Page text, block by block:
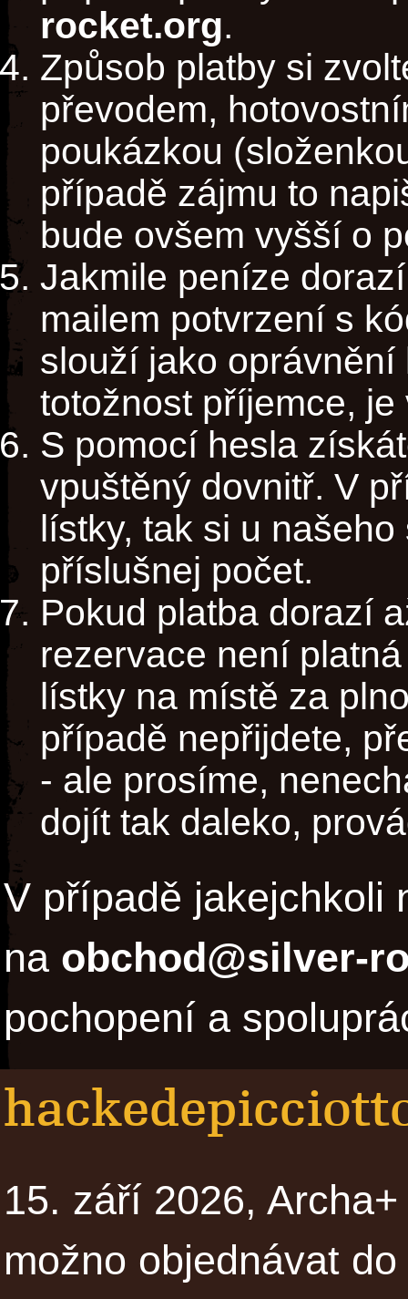
rocket.org.
Způsob platby si
převodem,
poukázkou
případě zájmu to
bude ovšem vyšší o
Jakmile peníze
mailem potvrzení s
slouží jako
totožnost příjemce,
S pomocí hesla
vpuštěný dovnitř. V
lístky, tak si u
příslušnej počet.
Pokud platba dorazí
rezervace není
lístky na místě za
případě nepřijdete,
- ale prosíme,
dojít tak daleko,
V případě jakejchkoli
na obchod@silver-
pochopení a
15. září 2026, Archa+
možno objednávat